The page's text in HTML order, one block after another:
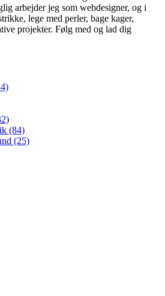
arbejder jeg som webdesigner, og i
lege med perler, bage kager,
projekter. Følg med og lad dig
(84)
(25)